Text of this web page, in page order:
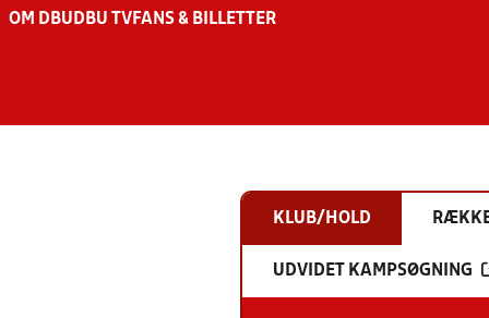
OM DBU DBU TV FANS & BILLETTER
KLUB/HOLD
UDVIDET KAMPSØGNING